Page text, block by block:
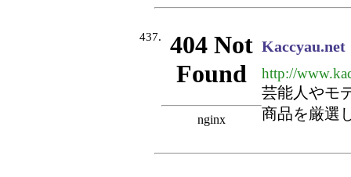
437.
http://
芸能人やモ
商品を厳選